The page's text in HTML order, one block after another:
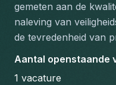
gemeten aan de
naleving van
de tevredenheid van
Aantal openstaande
1 vacature